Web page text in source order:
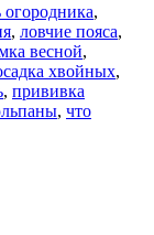
огородника,
, ловчие пояса,
весной,
хвойных,
, прививка
, что